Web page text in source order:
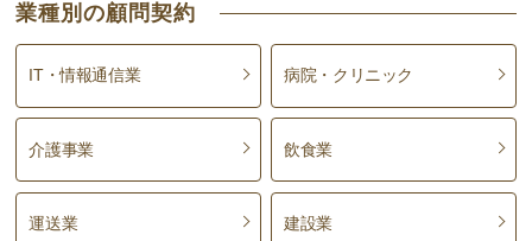
業種別の顧問契約
IT・情報通信業 病院・クリニック
介護事業 飲食業
運送業 建設業